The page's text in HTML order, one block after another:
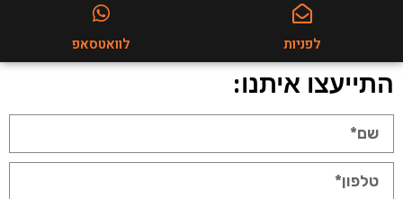
לפניות לוואטסאפ
התייעצו איתנו: